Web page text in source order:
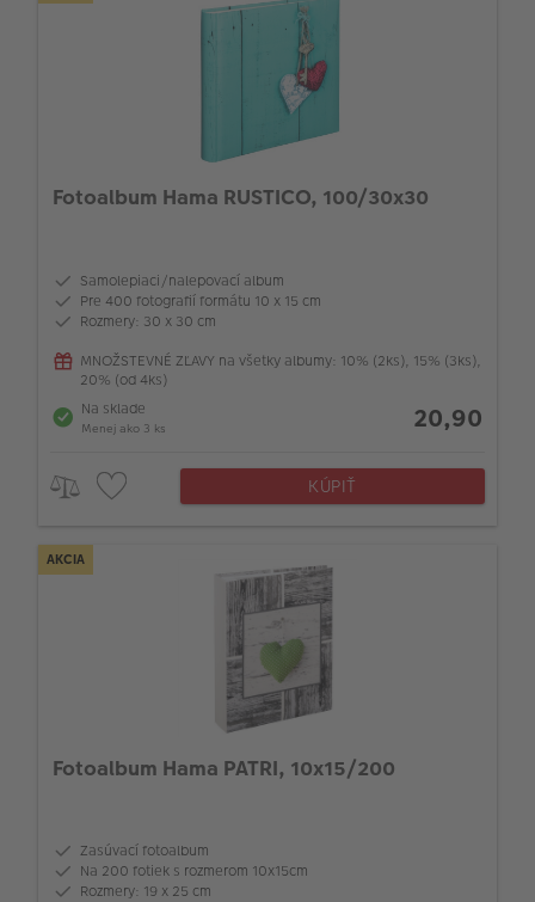
Fotoalbum Hama RUSTICO, 100/30x30
Samolepiaci/nalepovací album
Pre 400 fotografií formátu 10 x 15 cm
Rozmery: 30 x 30 cm
MNOŽSTEVNÉ ZĽAVY na všetky albumy: 10% (2ks), 15% (3ks),
20% (od 4ks)
Na sklade
Menej ako 3 ks 20,90
KÚPIŤ
AKCIA
Fotoalbum Hama PATRI, 10x15/200
Zasúvací fotoalbum
Na 200 fotiek s rozmerom 10x15cm
Rozmery: 19 x 25 cm